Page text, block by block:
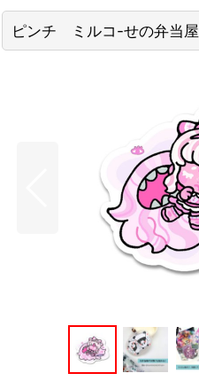
ピンチ ミルコ-せの弁当屋